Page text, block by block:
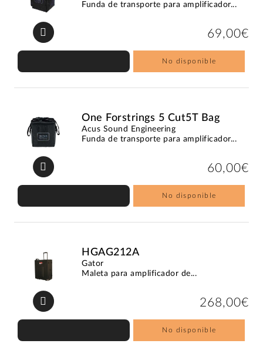
Funda de transporte para amplificador...
69,00€
No disponible
One Forstrings 5 Cut5T Bag
Acus Sound Engineering
Funda de transporte para amplificador...
60,00€
No disponible
HGAG212A
Gator
Maleta para amplificador de...
268,00€
No disponible